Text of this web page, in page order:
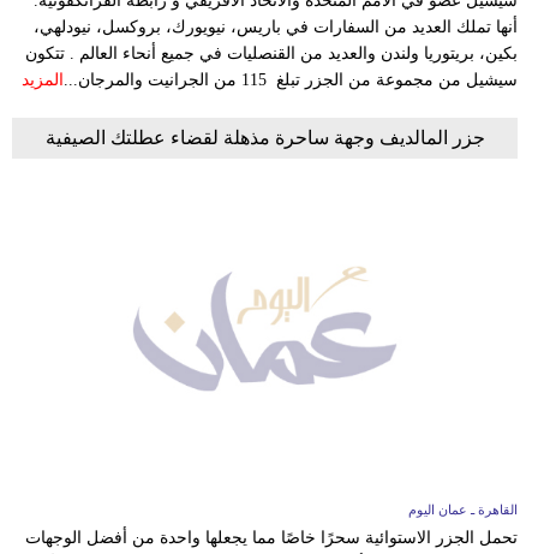
أنها تملك العديد من السفارات في باريس، نيويورك، بروكسل، نيودلهي،
بكين، بريتوريا ولندن والعديد من القنصليات في جميع أنحاء العالم . تتكون
سيشيل من مجموعة من الجزر تبلغ 115 من الجرانيت والمرجان...
المزيد
جزر المالديف وجهة ساحرة مذهلة لقضاء عطلتك الصيفية
القاهرة ـ عمان اليوم
تحمل الجزر الاستوائية سحرًا خاصًا مما يجعلها واحدة من أفضل الوجهات